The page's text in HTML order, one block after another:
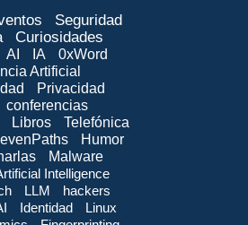
Seguridad
Curiosidades
AI IA
0xWord
Artificial
Privacidad
conferencias
Libros
Telefónica
Humor
Malware
Intelligence
LLM
hackers
Identidad
Linux